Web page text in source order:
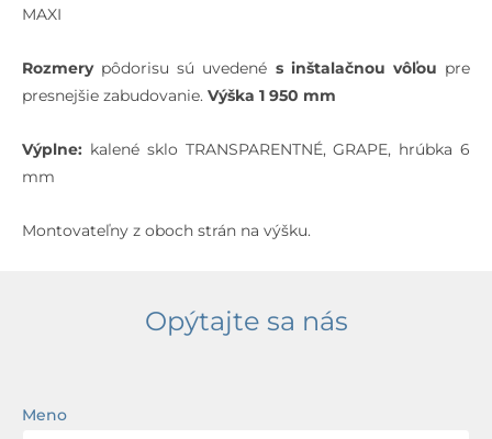
MAXI
Rozmerypôdorisu sú uvedené s inštalačnou vôľou pre
presnejšie zabudovanie. Výška 1 950 mm
Výplne: kalené sklo TRANSPARENTNÉ, GRAPE, hrúbka 6
mm
Montovateľny z oboch strán na výšku.
Opýtajte sa nás
Meno